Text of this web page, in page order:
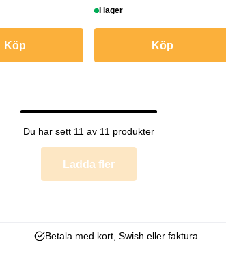
Köp
I lager
Köp
Du har sett 11 av 11 produkter
Ladda fler
Betala med kort, Swish eller faktura